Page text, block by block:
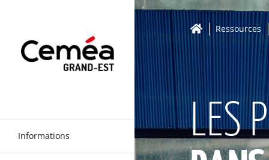
Ressources
LES
Informations